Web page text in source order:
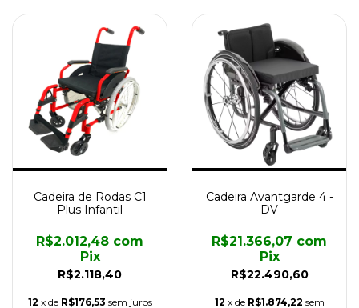
Cadeira de Rodas C1
Plus Infantil
R$2.118,40
R$2.012,48 com
Pix
12 x de R$176,53 sem juros
Cadeira Avantgarde 4 -
DV
R$22.490,60
R$21.366,07 com
Pix
12 x de R$1.874,22 sem